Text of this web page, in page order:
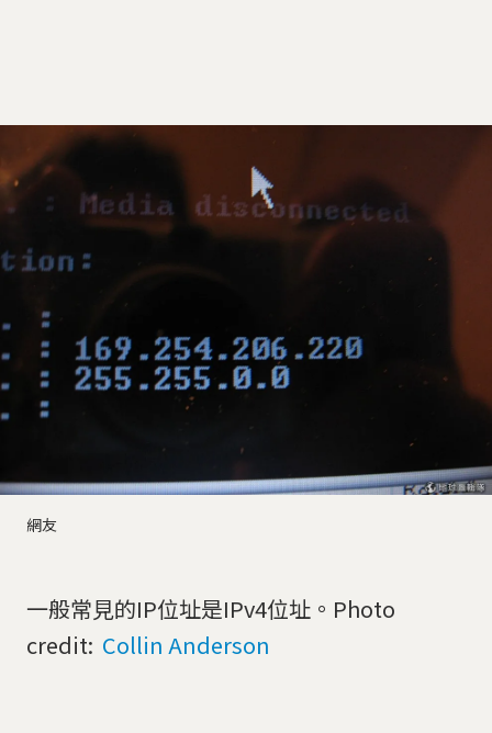
網友
一般常見的IP位址是IPv4位址。Photo
credit: Collin Anderson